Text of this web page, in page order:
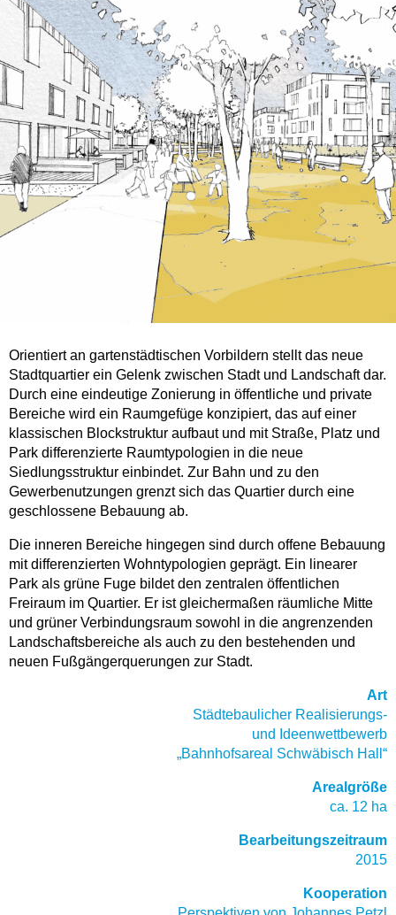
Orientiert an gartenstädtischen Vorbildern stellt das neue
Stadtquartier ein Gelenk zwischen Stadt und Landschaft dar.
Durch eine eindeutige Zonierung in öffentliche und private
Bereiche wird ein Raumgefüge konzipiert, das auf einer
klassischen Blockstruktur aufbaut und mit Straße, Platz und
Park differenzierte Raumtypologien in die neue
Siedlungsstruktur einbindet. Zur Bahn und zu den
Gewerbenutzungen grenzt sich das Quartier durch eine
geschlossene Bebauung ab.
Die inneren Bereiche hingegen sind durch offene Bebauung
mit differenzierten Wohntypologien geprägt. Ein linearer
Park als grüne Fuge bildet den zentralen öffentlichen
Freiraum im Quartier. Er ist gleichermaßen räumliche Mitte
und grüner Verbindungsraum sowohl in die angrenzenden
Landschaftsbereiche als auch zu den bestehenden und
neuen Fußgängerquerungen zur Stadt.
Art
Städtebaulicher Realisierungs-
und Ideenwettbewerb
„Bahnhofsareal Schwäbisch Hall“
Arealgröße
ca. 12 ha
Bearbeitungszeitraum
2015
Kooperation